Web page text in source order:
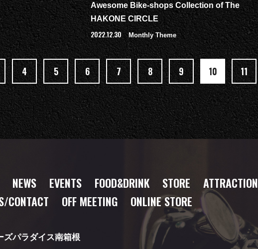
Awesome Bike-shops Collection of The
HAKONE CIRCLE
2022.12.30 Monthly Theme
4 5 6 7 8 9 10 11
NEWS EVENTS FOOD&DRINK STORE ATTRACTION
CONTACT
OFF MEETING ONLINE STORE
ズパラダイス南箱根